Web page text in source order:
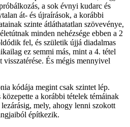
a sok évnyi kudarc és
át- és újraírások, a korábbi
szinte átláthatatlan szövevénye,
minden nehézsége ebben a 2
fel, és születik újjá diadalmas
ez semmi más, mint a 4. tétel
És mégis mennyivel
kódája megint csak szintet lép.
a korábbi tételek témáinak
mely, ahogy lenni szokott
építkezik.